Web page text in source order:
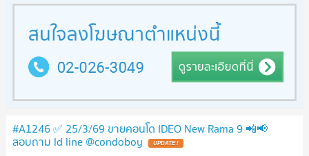
#A1246 ✅ 25/3/69 ขายคอนโด IDEO New Rama 9 📲📢
สอบถาม ld line @condoboy UPDATE !